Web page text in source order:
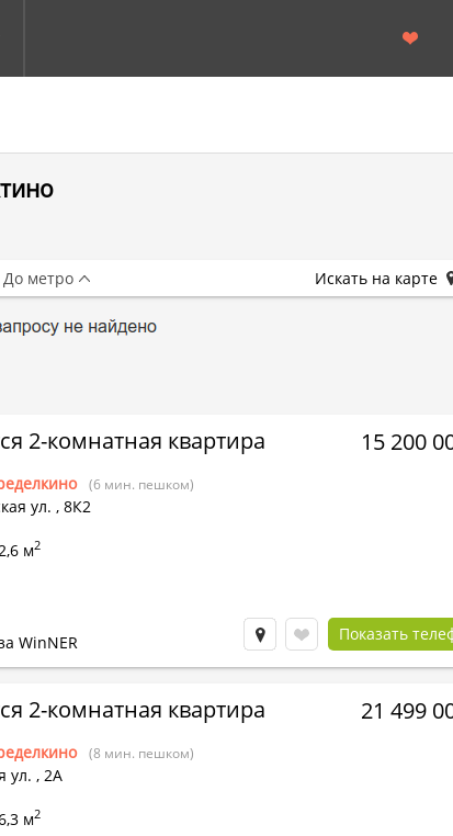
2-комнатная квартира
(6 мин. пешком)
ул. , 8К2
м2
15 200
WinNER Показать
2-комнатная квартира
(8 мин. пешком)
ул. , 2А
м2
21 499
До метро Искать на карте